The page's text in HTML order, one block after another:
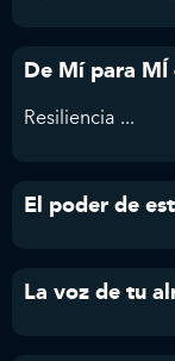
De Mí para MÍ
Resiliencia ...
El poder de
La voz de tu